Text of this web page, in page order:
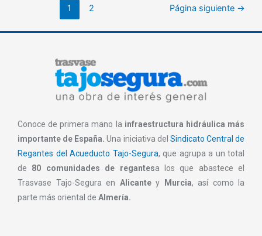
1 2 Página siguiente →
Conoce de primera mano la infraestructura hidráulica más
importante de España.Una iniciativa del Sindicato Central de
Regantes del Acueducto Tajo-Segura, que agrupa a un total
de 80 comunidades de regantesa los que abastece el
Trasvase Tajo-Segura en Alicante y Murcia, así como la
parte más oriental de Almería.